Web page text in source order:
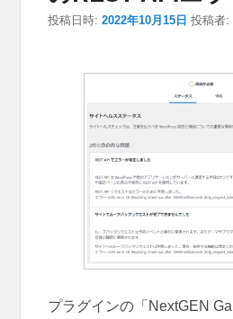
投稿日時:2022年10月15日 投稿者:
プラグインの「NextGEN